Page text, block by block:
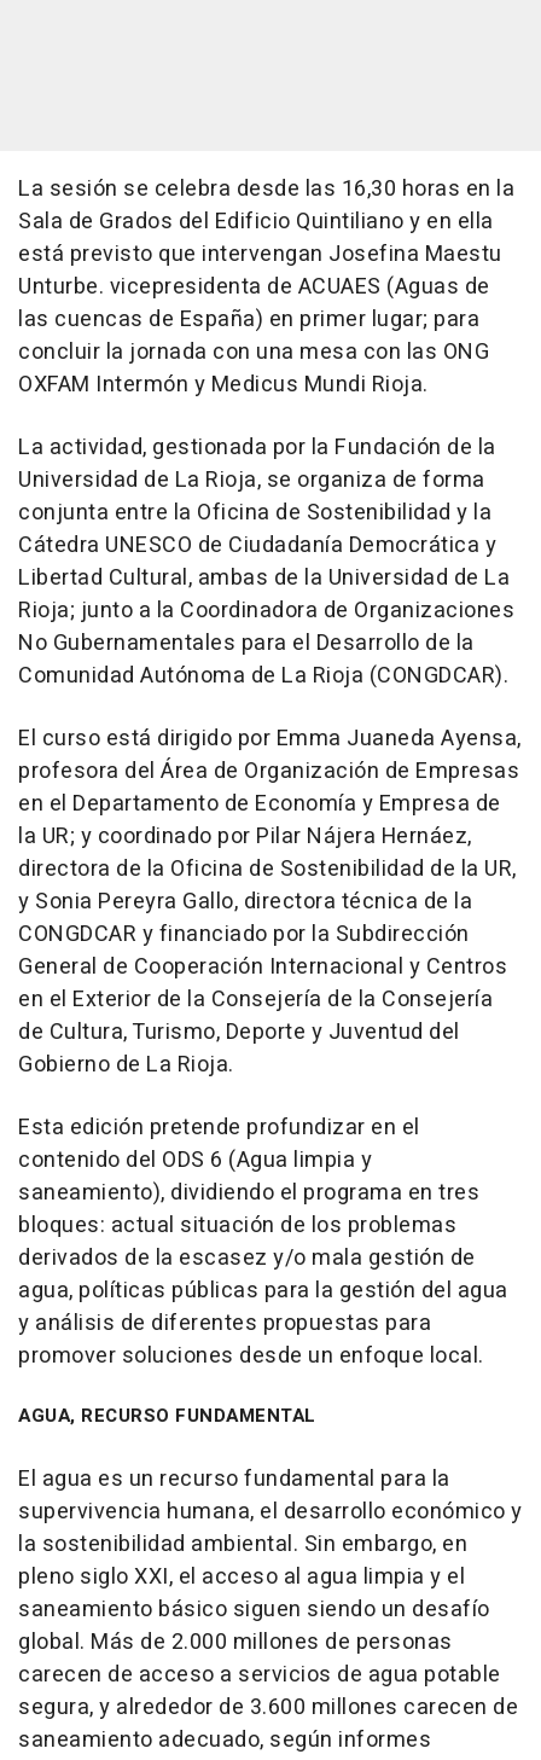
La sesión se celebra desde las 16,30 horas en la
Sala de Grados del Edificio Quintiliano y en ella
está previsto que intervengan Josefina Maestu
Unturbe. vicepresidenta de ACUAES (Aguas de
las cuencas de España) en primer lugar; para
concluir la jornada con una mesa con las ONG
OXFAM Intermón y Medicus Mundi Rioja.
La actividad, gestionada por la Fundación de la
Universidad de La Rioja, se organiza de forma
conjunta entre la Oficina de Sostenibilidad y la
Cátedra UNESCO de Ciudadanía Democrática y
Libertad Cultural, ambas de la Universidad de La
Rioja; junto a la Coordinadora de Organizaciones
No Gubernamentales para el Desarrollo de la
Comunidad Autónoma de La Rioja (CONGDCAR).
El curso está dirigido por Emma Juaneda Ayensa,
profesora del Área de Organización de Empresas
en el Departamento de Economía y Empresa de
la UR; y coordinado por Pilar Nájera Hernáez,
directora de la Oficina de Sostenibilidad de la UR,
y Sonia Pereyra Gallo, directora técnica de la
CONGDCAR y financiado por la Subdirección
General de Cooperación Internacional y Centros
en el Exterior de la Consejería de la Consejería
de Cultura, Turismo, Deporte y Juventud del
Gobierno de La Rioja.
Esta edición pretende profundizar en el
contenido del ODS 6 (Agua limpia y
saneamiento), dividiendo el programa en tres
bloques: actual situación de los problemas
derivados de la escasez y/o mala gestión de
agua, políticas públicas para la gestión del agua
y análisis de diferentes propuestas para
promover soluciones desde un enfoque local.
AGUA, RECURSO FUNDAMENTAL
El agua es un recurso fundamental para la
supervivencia humana, el desarrollo económico y
la sostenibilidad ambiental. Sin embargo, en
pleno siglo XXI, el acceso al agua limpia y el
saneamiento básico siguen siendo un desafío
global. Más de 2.000 millones de personas
carecen de acceso a servicios de agua potable
segura, y alrededor de 3.600 millones carecen de
saneamiento adecuado, según informes